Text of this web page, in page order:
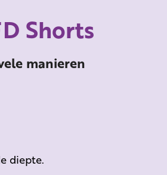
Shorts
manieren
diepte.